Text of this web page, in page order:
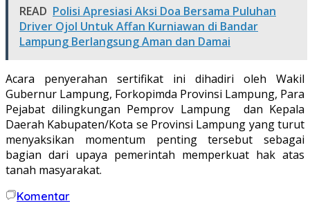
READ Polisi Apresiasi Aksi Doa Bersama Puluhan
Driver Ojol Untuk Affan Kurniawan di Bandar
Lampung Berlangsung Aman dan Damai
Acara penyerahan sertifikat ini dihadiri oleh Wakil
Gubernur Lampung, Forkopimda Provinsi Lampung, Para
Pejabat dilingkungan Pemprov Lampung dan Kepala
Daerah Kabupaten/Kota se Provinsi Lampung yang turut
menyaksikan momentum penting tersebut sebagai
bagian dari upaya pemerintah memperkuat hak atas
tanah masyarakat.
Komentar